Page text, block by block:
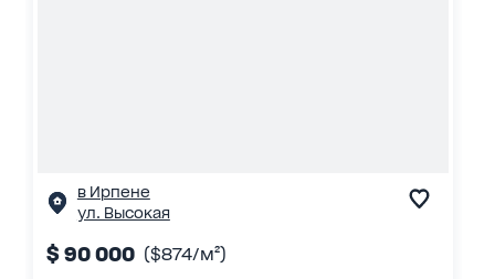
в Ирпене
ул. Высокая
$ 90 000 ($874/м²)